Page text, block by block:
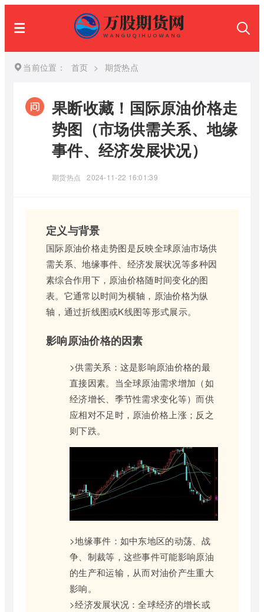
当前位置： 首页 > 期货热点
果断收藏！国际原油价格走
势图（市场供需关系、地缘
事件、经济发展状况）
期货热点 2024-11-22 16:01:39
定义与背景
国际原油价格走势图是反映全球原油市场供
需关系、地缘事件、经济发展状况等多种因
素综合作用下，原油价格随时间变化的图
表。它通常以时间为横轴，原油价格为纵
轴，通过折线图或K线图等形式展示。
影响原油价格的因素
>供需关系：这是影响原油价格的最
直接因素。当全球原油需求增加（如
经济增长、季节性需求变化等）而供
应相对不足时，原油价格上涨；反之
则下跌。
>地缘事件：如中东地区的动荡、战
争、制裁等，这些事件可能影响原油
的生产和运输，从而对油价产生重大
影响。
>经济发展状况：全球经济的增长或